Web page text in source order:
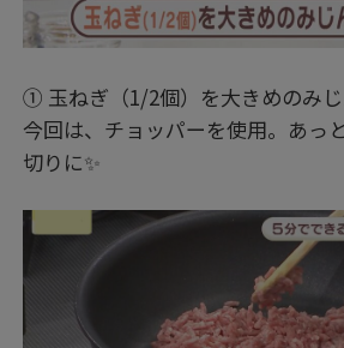
① 玉ねぎ（1/2個）を大きめのみじ
今回は、チョッパーを使用。あっ
切りに✨